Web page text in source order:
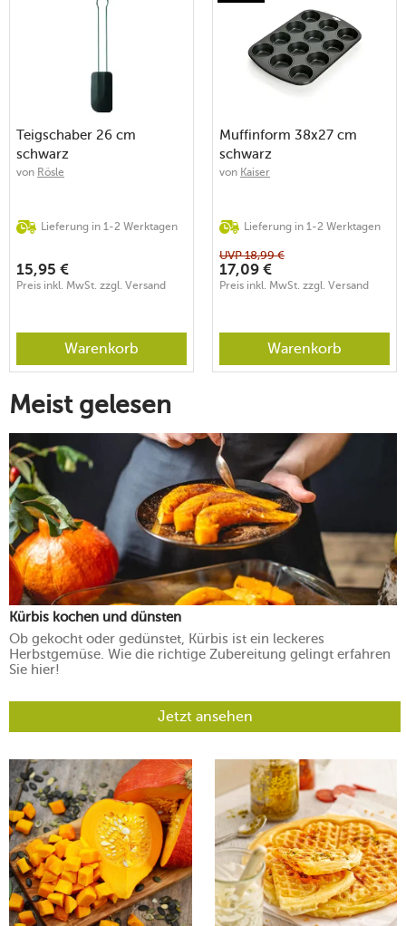
Teigschaber 26 cm
schwarz
von Rösle
Lieferung in 1-2 Werktagen
15,95 €
Preis inkl. MwSt. zzgl. Versand
Warenkorb
Muffinform 38x27 cm
schwarz
von Kaiser
Lieferung in 1-2 Werktagen
UVP18,99 €
17,09 €
Preis inkl. MwSt. zzgl. Versand
Warenkorb
Meist gelesen
Kürbis kochen und dünsten
Ob gekocht oder gedünstet, Kürbis ist ein leckeres
Herbstgemüse. Wie die richtige Zubereitung gelingt erfahren
Sie hier!
Jetzt ansehen